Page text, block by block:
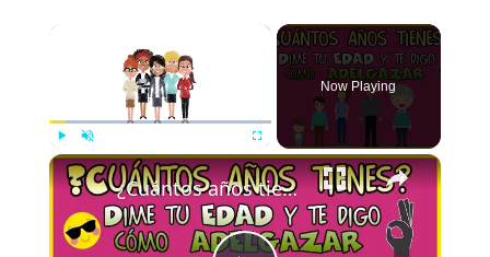
×
Play Unmute Fullscreen
Now Playing
×
¿Cuántos años tienes? Dime tu EDAD y te digo cómo ADELGAZAR